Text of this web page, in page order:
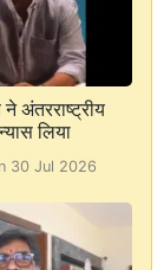
अंतरराष्ट्रीय
लिया
30 Jul 2026